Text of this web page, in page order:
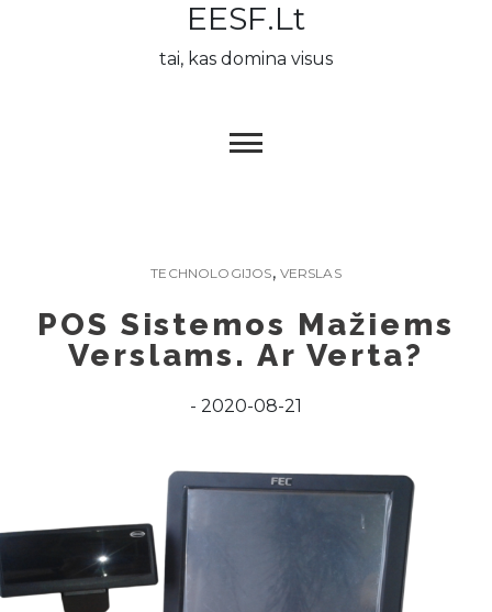
EESF.lt
tai, kas domina visus
TECHNOLOGIJOS, VERSLAS
POS Sistemos Mažiems
Verslams. Ar Verta?
2020-08-21